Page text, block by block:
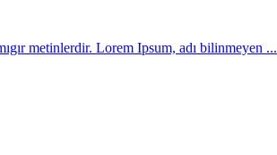
metinlerdir. Lorem Ipsum, adı bilinmeyen ...